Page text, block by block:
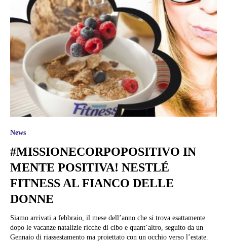
News
#MISSIONECORPOPOSITIVO IN
MENTE POSITIVA! NESTLÉ
FITNESS AL FIANCO DELLE
DONNE
Siamo arrivati a febbraio, il mese dell’anno che si trova esattamente
dopo le vacanze natalizie ricche di cibo e quant’altro, seguito da un
Gennaio di riassestamento ma proiettato con un occhio verso l’estate.